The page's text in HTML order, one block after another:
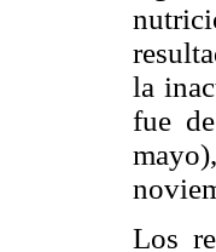
la
fue
Los